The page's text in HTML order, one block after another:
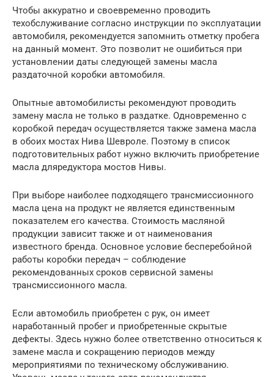
Чтобы аккуратно и своевременно проводить
техобслуживание согласно инструкции по эксплуатации
автомобиля, рекомендуется запомнить отметку пробега
на данный момент. Это позволит не ошибиться при
установлении даты следующей замены масла
раздаточной коробки автомобиля.
Опытные автомобилисты рекомендуют проводить
замену масла не только в раздатке. Одновременно с
коробкой передач осуществляется также замена масла
в обоих мостах Нива Шевроле. Поэтому в список
подготовительных работ нужно включить приобретение
масла дляредуктора мостов Нивы.
При выборе наиболее подходящего трансмиссионного
масла цена на продукт не является единственным
показателем его качества. Стоимость масляной
продукции зависит также и от наименования
известного бренда. Основное условие бесперебойной
работы коробки передач – соблюдение
рекомендованных сроков сервисной замены
трансмиссионного масла.
Если автомобиль приобретен с рук, он имеет
наработанный пробег и приобретенные скрытые
дефекты. Здесь нужно более ответственно относиться к
замене масла и сокращению периодов между
мероприятиями по техническому обслуживанию.